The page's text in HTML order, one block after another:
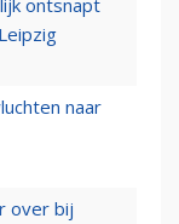
ontsnapt
naar
over bij